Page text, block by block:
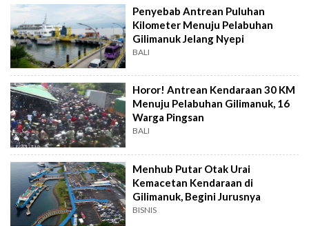
Penyebab Antrean Puluhan
Kilometer Menuju Pelabuhan
Gilimanuk Jelang Nyepi
BALI
Horor! Antrean Kendaraan 30 KM
Menuju Pelabuhan Gilimanuk, 16
Warga Pingsan
BALI
Menhub Putar Otak Urai
Kemacetan Kendaraan di
Gilimanuk, Begini Jurusnya
BISNIS